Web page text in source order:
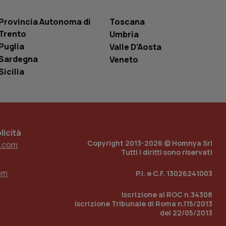
Autonoma di
Toscana
Umbria
Valle D’Aosta
Veneto
Copyright 2013-2026 © Homnya Srl
Tutti i diritti sono riservati
P.I. e C.F. 13026241003
Iscrizione al ROC n.34308
Iscrizione Tribunale di Roma n.115/2013
del 22/05/2013
del sito web sta
di
traccia
incorporati
del sito web sta
di
per abilitare il
con identity